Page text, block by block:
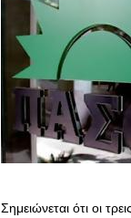
Σημειώνεται ότι οι